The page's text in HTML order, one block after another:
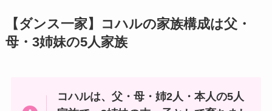
【ダンス一家】コハルの家族構成は父・
母・3姉妹の5人家族
コハルは、父・母・姉2人・本人の5人